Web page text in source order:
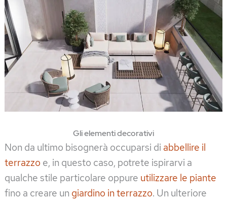
Gli elementi decorativi
Non da ultimo bisognerà occuparsi di abbellire il
terrazzo e, in questo caso, potrete ispirarvi a
qualche stile particolare oppure utilizzare le piante
fino a creare un giardino in terrazzo. Un ulteriore